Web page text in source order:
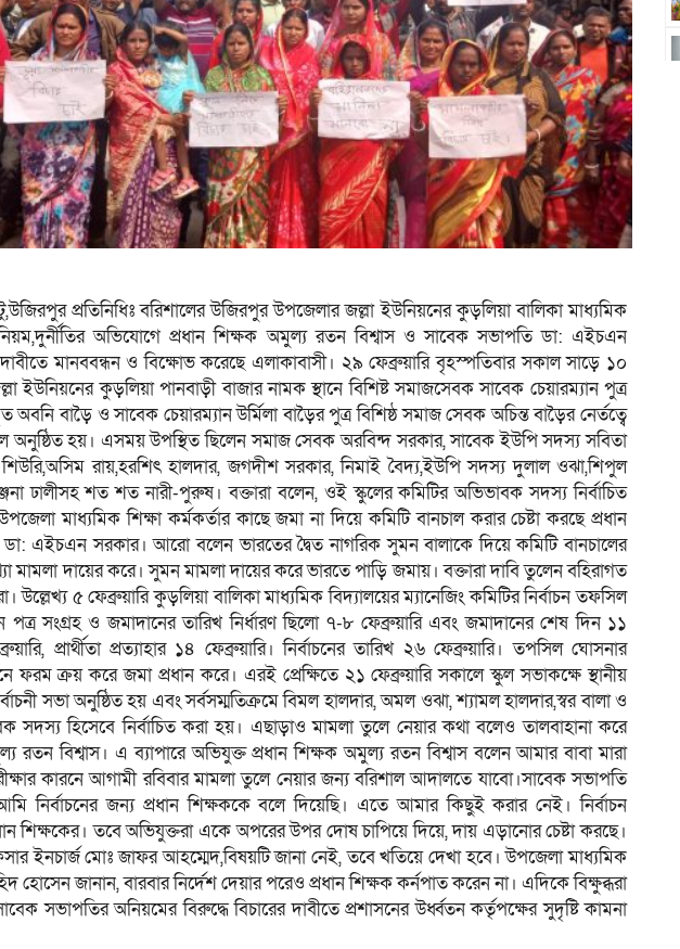
প্রতিনিধিঃ বরিশালের উজিরপুর উপজেলার জল্লা ইউনিয়নের কুড়লিয়া বালিকা মাধ্যমিক
অভিযোগে প্রধান শিক্ষক অমুল্য রতন বিশ্বাস ও সাবেক সভাপতি ডা: এইচএন
দাবীতে মানববন্ধন ও বিক্ষোভ করেছে এলাকাবাসী। ২৯ ফেব্রুয়ারি বৃহস্পতিবার সকাল সাড়ে ১০
ইউনিয়নের কুড়লিয়া পানবাড়ী বাজার নামক স্থানে বিশিষ্ট সমাজসেবক সাবেক চেয়ারম্যান পুত্র
বাড়ৈ ও সাবেক চেয়ারম্যান উর্মিলা বাড়ৈর পুত্র বিশিষ্ঠ সমাজ সেবক অচিন্ত বাড়ৈর নের্তত্বে
অনুষ্ঠিত হয়। এসময় উপস্থিত ছিলেন সমাজ সেবক অরবিন্দ সরকার, সাবেক ইউপি সদস্য সবিতা
শিউরি,অসিম রায়,হরশিৎ হালদার, জগদীশ সরকার, নিমাই বৈদ্য,ইউপি সদস্য দুলাল ওঝা,শিপুল
ঢালীসহ শত শত নারী-পুরুষ। বক্তারা বলেন, ওই স্কুলের কমিটির অভিভাবক সদস্য নির্বাচিত
মাধ্যমিক শিক্ষা কর্মকর্তার কাছে জমা না দিয়ে কমিটি বানচাল করার চেষ্টা করছে প্রধান
এইচএন সরকার। আরো বলেন ভারতের দ্বৈত নাগরিক সুমন বালাকে দিয়ে কমিটি বানচালের
মামলা দায়ের করে। সুমন মামলা দায়ের করে ভারতে পাড়ি জমায়। বক্তারা দাবি তুলেন বহিরাগত
উল্লেখ্য ৫ ফেব্রুয়ারি কুড়লিয়া বালিকা মাধ্যমিক বিদ্যালয়ের ম্যানেজিং কমিটির নির্বাচন তফসিল
সংগ্রহ ও জমাদানের তারিখ নির্ধারণ ছিলো ৭-৮ ফেব্রুয়ারি এবং জমাদানের শেষ দিন ১১
প্রার্থীতা প্রত্যাহার ১৪ ফেব্রুয়ারি। নির্বাচনের তারিখ ২৬ ফেব্রুয়ারি। তপসিল ঘোসনার
ক্রয় করে জমা প্রধান করে। এরই প্রেক্ষিতে ২১ ফেব্রুয়ারি সকালে স্কুল সভাকক্ষে স্থানীয়
সভা অনুষ্ঠিত হয় এবং সর্বসম্মতিক্রমে বিমল হালদার, অমল ওঝা, শ্যামল হালদার,স্বর বালা ও
সদস্য হিসেবে নির্বাচিত করা হয়। এছাড়াও মামলা তুলে নেয়ার কথা বলেও তালবাহানা করে
রতন বিশ্বাস। এ ব্যাপারে অভিযুক্ত প্রধান শিক্ষক অমুল্য রতন বিশ্বাস বলেন আমার বাবা মারা
কারনে আগামী রবিবার মামলা তুলে নেয়ার জন্য বরিশাল আদালতে যাবো।সাবেক সভাপতি
নির্বাচনের জন্য প্রধান শিক্ষককে বলে দিয়েছি। এতে আমার কিছুই করার নেই। নির্বাচন
শিক্ষকের। তবে অভিযুক্তরা একে অপরের উপর দোষ চাপিয়ে দিয়ে, দায় এড়ানোর চেষ্টা করছে।
ইনচার্জ মোঃ জাফর আহম্মেদ,বিষয়টি জানা নেই, তবে খতিয়ে দেখা হবে। উপজেলা মাধ্যমিক
হোসেন জানান, বারবার নির্দেশ দেয়ার পরেও প্রধান শিক্ষক কর্নপাত করেন না। এদিকে বিক্ষুব্ধরা
সভাপতির অনিয়মের বিরুদ্ধে বিচারের দাবীতে প্রশাসনের উর্ধ্বতন কর্তৃপক্ষের সুদৃষ্টি কামনা